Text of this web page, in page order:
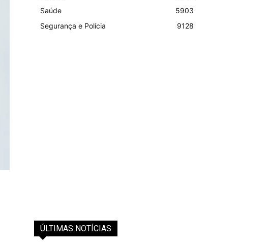
Saúde
5903
Segurança e Polícia
9128
ÚLTIMAS NOTÍCIAS